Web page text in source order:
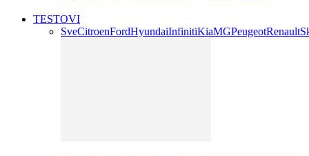
TESTOVI
SveCitroenFordHyundaiInfinitiKiaMGPeugeotRenault